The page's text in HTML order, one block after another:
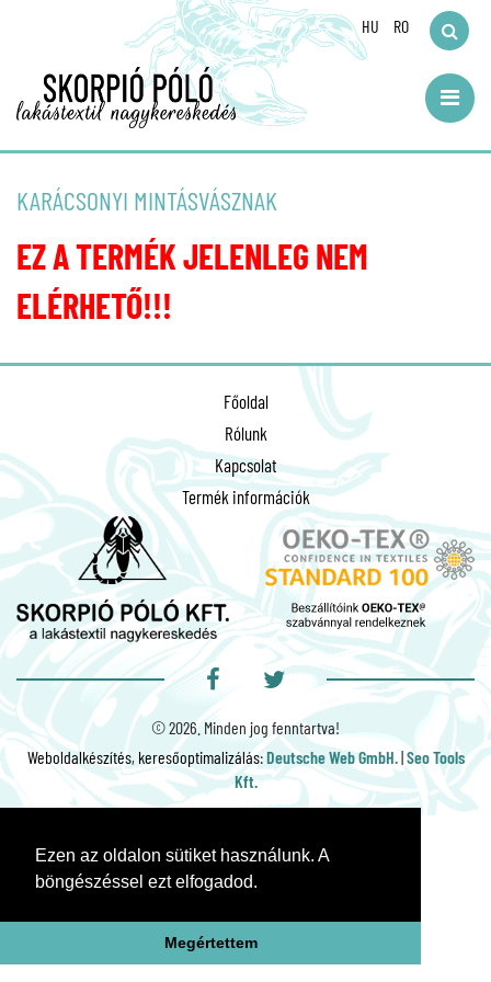
Ezen az oldalon sütiket használunk. A
böngészéssel ezt elfogadod.
Megértettem
HU RO
KARÁCSONYI MINTÁSVÁSZNAK
EZ A TERMÉK JELENLEG NEM
ELÉRHETŐ!!!
Főoldal
Rólunk
Kapcsolat
Termék információk
© 2026. Minden jog fenntartva!
Weboldalkészítés, keresőoptimalizálás:Deutsche Web GmbH.|Seo Tools
Kft.